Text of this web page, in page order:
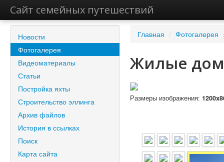
Сайт семейных путешествий
Новости
Фотогалерея
Видеоматериалы
Статьи
Постройка яхты
Строительство эллинга
Архив файлов
История в ссылках
Поиск
Карта сайта
Главная / Фотогалерея
Жилые
Размеры изображения: